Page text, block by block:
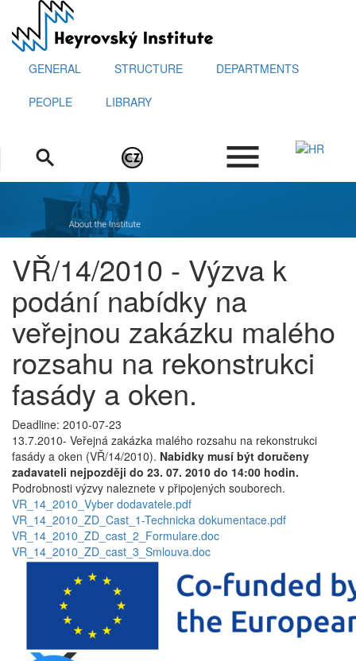
main
content
GENERAL
STRUCTURE DEPARTMENTS
PEOPLE LIBRARY
.
VŘ/14/2010 - Výzva k
podání nabídky na
veřejnou zakázku malého
rozsahu na rekonstrukci
fasády a oken.
Deadline: 2010-07-23
13.7.2010- Veřejná zakázka malého rozsahu na rekonstrukci
fasády a oken (VŘ/14/2010). Nabidky musí být doručeny
zadavateli nejpozději do 23. 07. 2010 do 14:00 hodin.
Podrobnosti výzvy naleznete v připojených souborech.
VR_14_2010_Vyber dodavatele.pdf
VR_14_2010_ZD_Cast_1-Technicka dokumentace.pdf
VR_14_2010_ZD_cast_2_Formulare.doc
VR_14_2010_ZD_cast_3_Smlouva.doc